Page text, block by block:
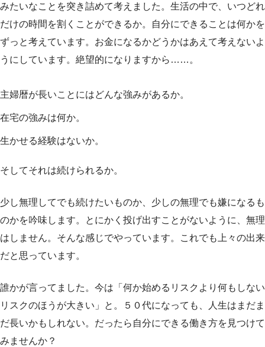
みたいなことを突き詰めて考えました。生活の中で、いつどれ
だけの時間を割くことができるか。自分にできることは何かを
ずっと考えています。お金になるかどうかはあえて考えないよ
うにしています。絶望的になりますから……。
主婦暦が長いことにはどんな強みがあるか。
在宅の強みは何か。
生かせる経験はないか。
そしてそれは続けられるか。
少し無理してでも続けたいものか、少しの無理でも嫌になるも
のかを吟味します。とにかく投げ出すことがないように、無理
はしません。そんな感じでやっています。これでも上々の出来
だと思っています。
誰かが言ってました。今は「何か始めるリスクより何もしない
リスクのほうが大きい」と。５０代になっても、人生はまだま
だ長いかもしれない。だったら自分にできる働き方を見つけて
みませんか？